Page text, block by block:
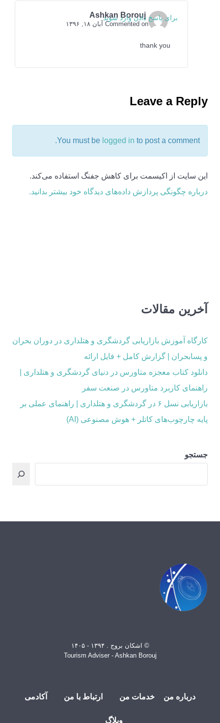
Ashkan Borouj
Commented on آبان ۱۸, ۱۳۹۶
thank you
برای پاسخ دادن وارد شوید
Leave a Reply
You must be logged in to post a comment.
این سایت از اکیسمت برای کاهش جفنگ استفاده می‌کند.
درباره چگونگی پردازش داده‌های دیدگاه خود بیشتر بدانید.
آخرین مقالات
کارگاه آموزش بازاریابی گردشگری و هتلداری در دوران بحران
و پسابحران | گزارش کامل + فایل ارائه
دانلود کتاب معجزه متاورس در دنیای گردشگری و هتلداری |
راهنمای کاربرد متاورس در صنعت سفر
بازاریابی نسل ۶ در گردشگری و هتلداری | راهنمای عملی بر
پایه چارچوب‌های کاتلر + هوش مصنوعی (AI)
جستجو
© اشکان بروج . ۱۳۹۴ - ۱۴۰۵
Tourism Adviser - Ashkan Borouj
درباره من خدمات من ارتباط با من آکادمی
وبلاگ